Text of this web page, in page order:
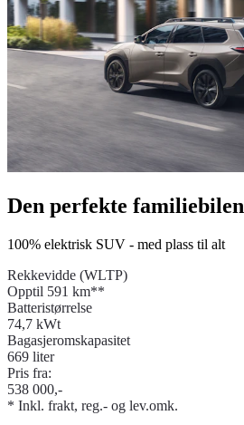
Den perfekte familiebilen
100% elektrisk SUV - med plass til alt
Rekkevidde (WLTP)
Opptil 591 km**
Batteristørrelse
74,7 kWt
Bagasjeromskapasitet
669 liter
Pris fra:
538 000,-
* Inkl. frakt, reg.- og lev.omk.